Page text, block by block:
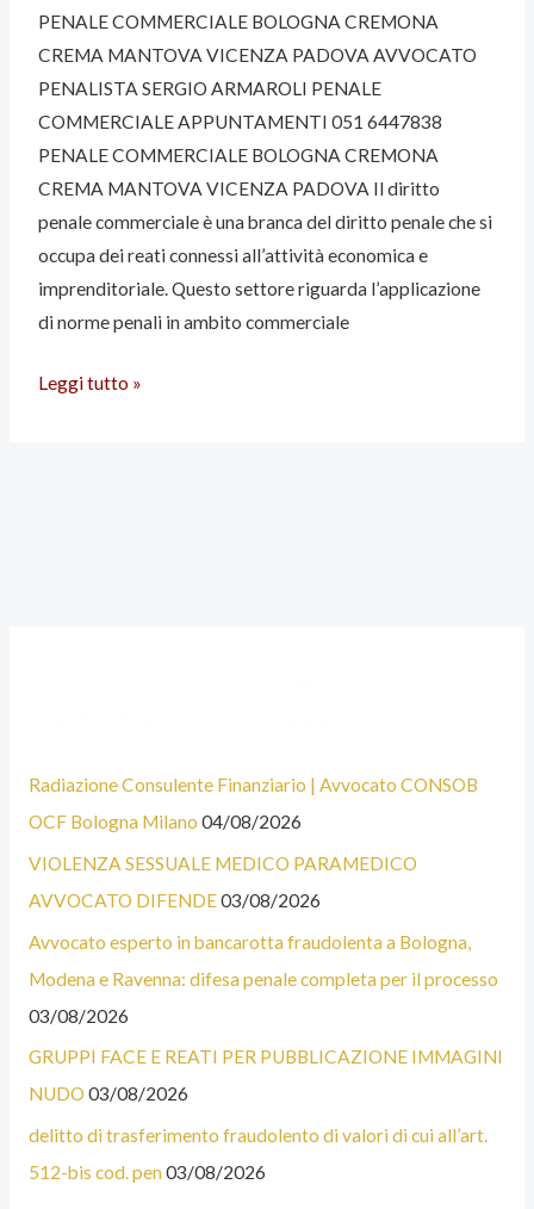
PENALE COMMERCIALE BOLOGNA CREMONA
CREMA MANTOVA VICENZA PADOVA AVVOCATO
PENALISTA SERGIO ARMAROLI PENALE
COMMERCIALE APPUNTAMENTI 051 6447838
PENALE COMMERCIALE BOLOGNA CREMONA
CREMA MANTOVA VICENZA PADOVA Il diritto
penale commerciale è una branca del diritto penale che si
occupa dei reati connessi all’attività economica e
imprenditoriale. Questo settore riguarda l’applicazione
di norme penali in ambito commerciale
Leggi tutto »
Radiazione Consulente Finanziario | Avvocato CONSOB
OCF Bologna Milano 04/08/2026
VIOLENZA SESSUALE MEDICO PARAMEDICO
AVVOCATO DIFENDE03/08/2026
Avvocato esperto in bancarotta fraudolenta a Bologna,
Modena e Ravenna: difesa penale completa per il processo
03/08/2026
GRUPPI FACE E REATI PER PUBBLICAZIONE IMMAGINI
NUDO 03/08/2026
delitto di trasferimento fraudolento di valori di cui all’art.
512-bis cod. pen 03/08/2026
N
E
C
A
T
E
G
O
R
E
G
O
R
I
E